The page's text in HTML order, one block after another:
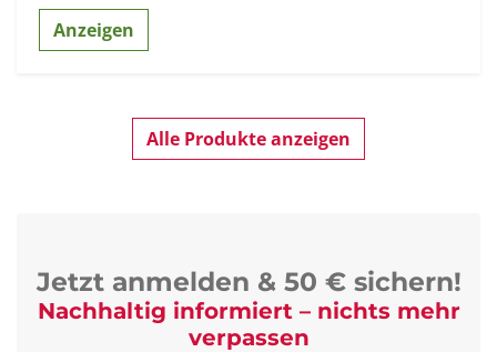
Anzeigen
Alle Produkte anzeigen
Jetzt anmelden & 50 € sichern!
Nachhaltig informiert – nichts mehr
verpassen